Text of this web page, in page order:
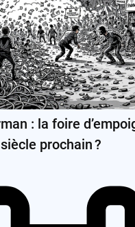
: la foire
prochain ?